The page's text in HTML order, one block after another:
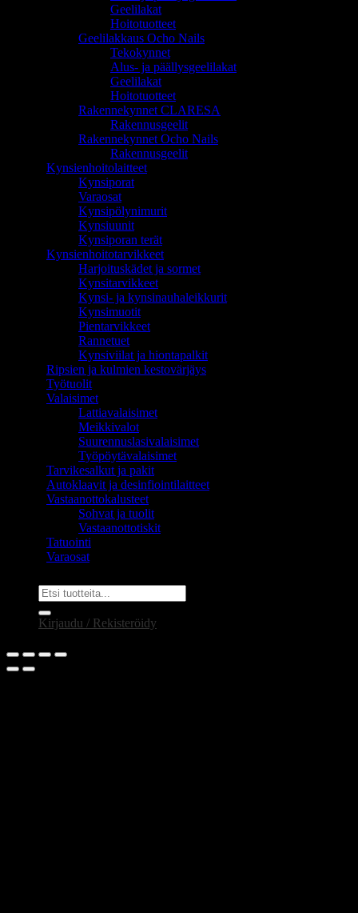
Geelilakat
Hoitotuotteet
Geelilakkaus Ocho Nails
Tekokynnet
Alus- ja päällysgeelilakat
Geelilakat
Hoitotuotteet
Rakennekynnet CLARESA
Rakennusgeelit
Rakennekynnet Ocho Nails
Rakennusgeelit
Kynsienhoitolaitteet
Kynsiporat
Varaosat
Kynsipölynimurit
Kynsiuunit
Kynsiporan terät
Kynsienhoitotarvikkeet
Harjoituskädet ja sormet
Kynsitarvikkeet
Kynsi- ja kynsinauhaleikkurit
Kynsimuotit
Pientarvikkeet
Rannetuet
Kynsiviilat ja hiontapalkit
Ripsien ja kulmien kestovärjäys
Työtuolit
Valaisimet
Lattiavalaisimet
Meikkivalot
Suurennuslasivalaisimet
Työpöytävalaisimet
Tarvikesalkut ja pakit
Autoklaavit ja desinfiointilaitteet
Vastaanottokalusteet
Sohvat ja tuolit
Vastaanottotiskit
Tatuointi
Varaosat
Etsi:
Kirjaudu / Rekisteröidy